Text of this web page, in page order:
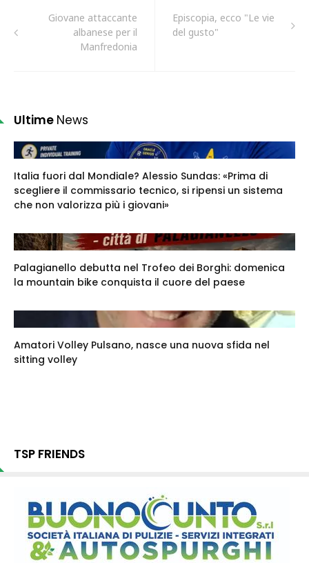
Giovane attaccante
albanese per il
Manfredonia
Episcopia, ecco "Le vie
del gusto"
Ultime News
Italia fuori dal Mondiale? Alessio Sundas: «Prima di
scegliere il commissario tecnico, si ripensi un sistema
che non valorizza più i giovani»
Palagianello debutta nel Trofeo dei Borghi: domenica
la mountain bike conquista il cuore del paese
Amatori Volley Pulsano, nasce una nuova sfida nel
sitting volley
TSP FRIENDS